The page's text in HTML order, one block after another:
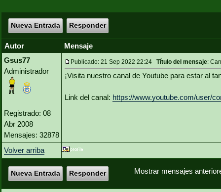
Nueva Entrada Responder
Autor
Mensaje
Gsus77
Administrador
Registrado: 08
Abr 2008
Mensajes: 32878
Publicado: 21 Sep 2022 22:24 Título del mensaje:
¡Visita nuestro canal de Youtube para estar al
Link del canal: https://www.youtube.com/user/
Volver arriba
Mostrar mensajes
Nueva Entrada Responder